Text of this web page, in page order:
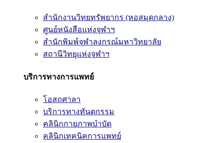
สำนักงานวิทยทรัพยากร (หอสมุดกลาง)
ศูนย์หนังสือแห่งจุฬาฯ
สำนักพิมพ์จุฬาลงกรณ์มหาวิทยาลัย
สถานีวิทยุแห่งจุฬาฯ
บริการทางการแพทย์
โอสถศาลา
บริการทางทันตกรรม
คลินิกกายภาพบำบัด
คลินิกเทคนิคการแพทย์